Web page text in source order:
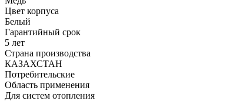
Цвет корпуса
Белый
Гарантийный срок
5 лет
Страна производства
КАЗАХСТАН
Потребительские
Область применения
Для систем отопления